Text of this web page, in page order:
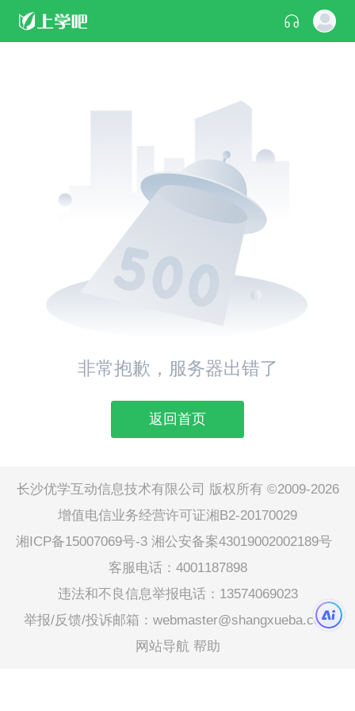
非常抱歉，服务器出错了
返回首页
长沙优学互动信息技术有限公司 版权所有 ©2009-2026
增值电信业务经营许可证湘B2-20170029
湘ICP备15007069号-3 湘公安备案43019002002189号
客服电话：4001187898
违法和不良信息举报电话：13574069023
举报/反馈/投诉邮箱：webmaster@shangxueba.com
网站导航 帮助